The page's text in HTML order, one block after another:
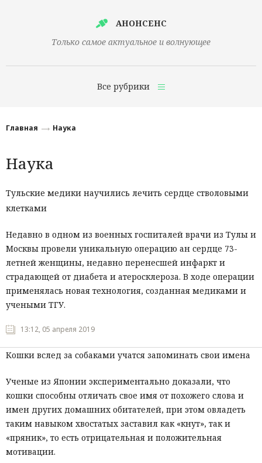
АНОНСЕНС
Только самое актуальное и волнующее
Все рубрики
Технологии
Культура
Общество
Политика
Мнения
Происшествия
Главная Наука
Наука
Тульские медики научились лечить сердце стволовыми
клетками
Недавно в одном из военных госпиталей врачи из Тулы и
Москвы провели уникальную операцию ан сердце 73-
летней женщины, недавно перенесшей инфаркт и
страдающей от диабета и атеросклероза. В ходе операции
применялась новая технология, созданная медиками и
учеными ТГУ.
13:12, 05 апреля 2019
Кошки вслед за собаками учатся запоминать свои имена
Ученые из Японии экспериментально доказали, что
кошки способны отличать свое имя от похожего слова и
имен других домашних обитателей, при этом овладеть
таким навыком хвостатых заставил как «кнут», так и
«пряник», то есть отрицательная и положительная
мотивации.